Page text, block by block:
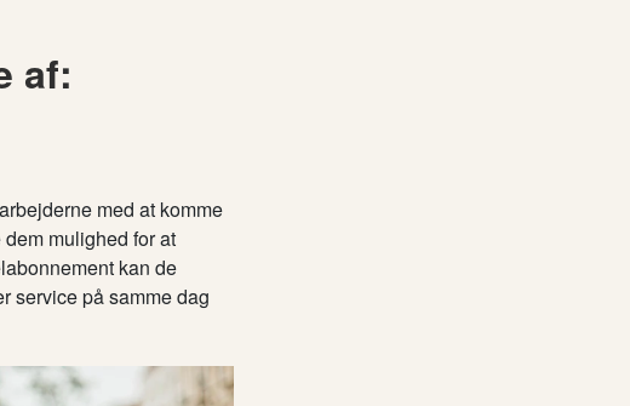
af:
med at komme
mulighed for at
kan de
service på samme dag